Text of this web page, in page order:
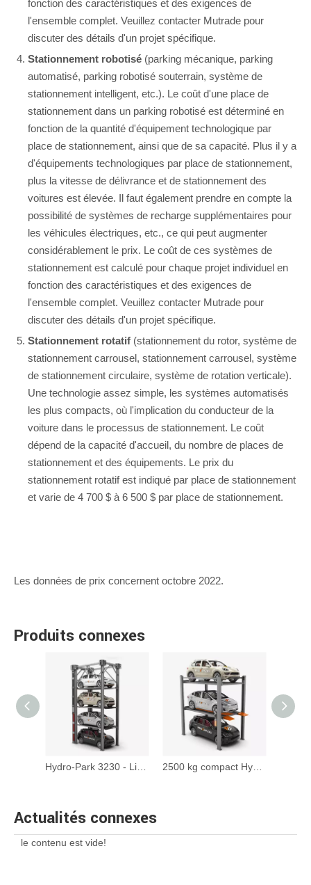
fonction des caractéristiques et des exigences de
l'ensemble complet. Veuillez contacter Mutrade pour
discuter des détails d'un projet spécifique.
Stationnement robotisé (parking mécanique, parking
automatisé, parking robotisé souterrain, système de
stationnement intelligent, etc.). Le coût d'une place de
stationnement dans un parking robotisé est déterminé en
fonction de la quantité d'équipement technologique par
place de stationnement, ainsi que de sa capacité. Plus il y a
d'équipements technologiques par place de stationnement,
plus la vitesse de délivrance et de stationnement des
voitures est élevée. Il faut également prendre en compte la
possibilité de systèmes de recharge supplémentaires pour
les véhicules électriques, etc., ce qui peut augmenter
considérablement le prix. Le coût de ces systèmes de
stationnement est calculé pour chaque projet individuel en
fonction des caractéristiques et des exigences de
l'ensemble complet. Veuillez contacter Mutrade pour
discuter des détails d'un projet spécifique.
Stationnement rotatif (stationnement du rotor, système de
stationnement carrousel, stationnement carrousel, système
de stationnement circulaire, système de rotation verticale).
Une technologie assez simple, les systèmes automatisés
les plus compacts, où l'implication du conducteur de la
voiture dans le processus de stationnement. Le coût
dépend de la capacité d'accueil, du nombre de places de
stationnement et des équipements. Le prix du
stationnement rotatif est indiqué par place de stationnement
et varie de 4 700 $ à 6 500 $ par place de stationnement.
Les données de prix concernent octobre 2022.
Produits connexes
Actualités connexes
le contenu est vide!